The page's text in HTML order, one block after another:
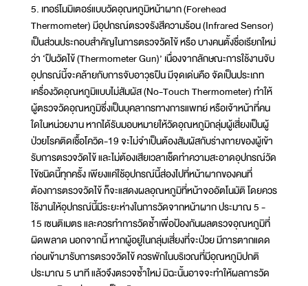
5. เทอร์โมมิเตอร์แบบวัดอุณหภูมิหน้าผาก (Forehead
Thermometer) มีอุปกรณ์ตรวจรังสีความร้อน (Infrared Sensor)
เป็นส่วนประกอบสำคัญในการตรวจวัดไข้ หรือ บางคนตั้งชื่อเรียกใหม่
ว่า ‘ปืนวัดไข้ (Thermometer Gun)’ เนื่องจากลักษณะการใช้งานจับ
อุปกรณ์นี้จะคล้ายกับการจับอาวุธปืน มีจุดเด่นคือ จัดเป็นประเภท
เครื่องวัดอุณหภูมิแบบไม่สัมผัส (No-Touch Thermometer) ทำให้
ผู้ตรวจวัดอุณหภูมิซึ่งเป็นบุคลากรทางการแพทย์ หรือเจ้าหน้าที่คน
ใดในหน่วยงาน หากได้รับมอบหมายให้วัดอุณหภูมิกลุ่มผู้เสี่ยงเป็นผู้
ป่วยโรคติดเชื้อโควิด-19 จะไม่จำเป็นต้องสัมผัสกับร่างกายของผู้เข้า
รับการตรวจวัดไข้ และไม่ต้องเสียเวลาเช็ดทำความสะอาดอุปกรณ์วัด
ไข้ชนิดนี้ทุกครั้ง เพียงแค่ใช้อุปกรณ์นี้ส่องไปที่หน้าผากของคนที่
ต้องการตรวจวัดไข้ ก็จะแสดงผลอุณหภูมิที่หน้าจออัตโนมัติ โดยควร
ใช้งานให้อุปกรณ์นี้มีระยะห่างในการวัดจากหน้าผาก ประมาณ 5 -
15 เซนติเมตร และควรทำการวัดซ้ำเพื่อป้องกันผลตรวจอุณหภูมิที่
ผิดพลาด นอกจากนี้ หากผู้อยู่ในกลุ่มเสี่ยงที่จะป่วย มีการตากแดด
ก่อนเข้ามารับการตรวจวัดไข้ ควรพักในบริเวณที่มีอุณหภูมิปกติ
ประมาณ 5 นาที แล้วจึงตรวจซ้ำใหม่ มิฉะนั้นอาจจะทำให้ผลการวัด